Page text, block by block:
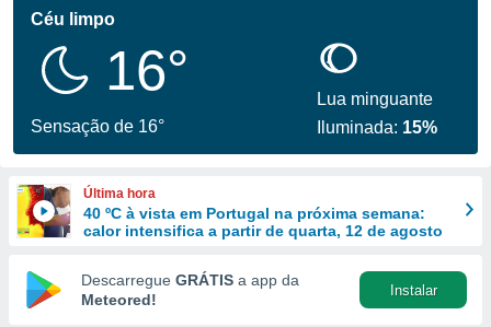
foi
fornecidas
a este
das
e
forma
digital
Céu limpo
16°
Sensação de 16°
Lua minguante
Iluminada: 15%
Última hora
40 ºC à vista em Portugal na próxima semana:
calor intensifica a partir de quarta, 12 de agosto
Descarregue GRÁTIS a app da
Meteored!
Instalar